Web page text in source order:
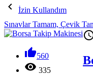

İzin Kullandım
Sınavlar Tamam, Çevik
560
 335